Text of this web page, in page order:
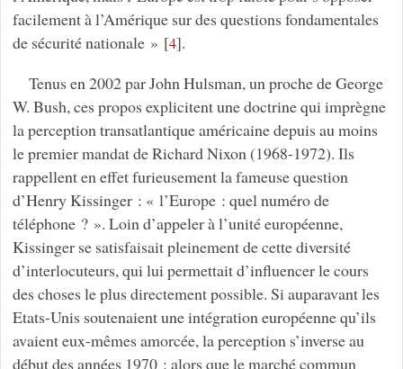
facilement à l’Amérique sur des questions fondamentales
de sécurité nationale » [4].
Tenus en 2002 par John Hulsman, un proche de George
W. Bush, ces propos explicitent une doctrine qui imprègne
la perception transatlantique américaine depuis au moins
le premier mandat de Richard Nixon (1968-1972). Ils
rappellent en effet furieusement la fameuse question
d’Henry Kissinger : « l’Europe : quel numéro de
téléphone ? ». Loin d’appeler à l’unité européenne,
Kissinger se satisfaisait pleinement de cette diversité
d’interlocuteurs, qui lui permettait d’influencer le cours
des choses le plus directement possible. Si auparavant les
Etats-Unis soutenaient une intégration européenne qu’ils
avaient eux-mêmes amorcée, la perception s’inverse au
début des années 1970 : alors que le marché commun